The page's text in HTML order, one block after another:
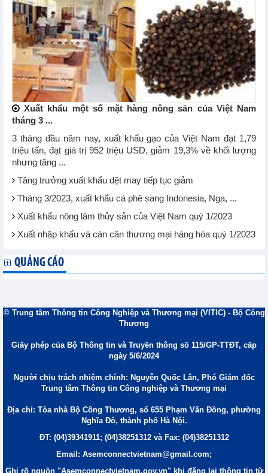
Xuất khẩu một số mặt hàng nông sản của Việt Nam
tháng 3 ...
3 tháng đầu năm nay, xuất khẩu gạo của Việt Nam đạt 1,79
triệu tấn, đạt giá trị 952 triệu USD, giảm 19,3% về khối lượng
nhưng tăng ...
Tăng trưởng xuất khẩu dệt may tiếp tục giảm
Tháng 3/2023, xuất khẩu cà phê sang Indonesia, Nga, ...
Xuất khẩu nông lâm thủy sản của Việt Nam quý 1/2023
Xuất nhập khẩu và cán cân thương mại hàng hóa quý 1/2023
QUẢNG CÁO
© Trung tâm Thông tin Công Nghiệp và Thương mại (VITIC) - Bộ Công
Thương
Giấy phép của Bộ Thông tin và Truyền thông số 115/GP-TTĐT, cấp
ngày 5/6/2024
Người chịu trách nhiệm chính: Nguyễn Quốc Lân, Phó Giám đốc
Trung tâm Thông tin Công nghiệp và Thương mại
Địa chỉ: Tòa nhà Bộ Công Thương, số 655 Phạm Văn Đồng, phường
Nghĩa Đô, thành phố Hà Nội.
ĐT: (04)39341911; (04)38251312 và Fax: (04)38251312
Email: Asemconnectvietnam@gmail.com;
Ghi rõ nguồn "Asemconnectvietnam.gov.vn" khi đăng lại thông tin từ